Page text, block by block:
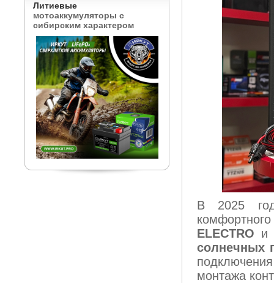
Литиевые
мотоаккумуляторы с
сибирским характером
В 2025
ELECTRO и
солнечных
монтажа